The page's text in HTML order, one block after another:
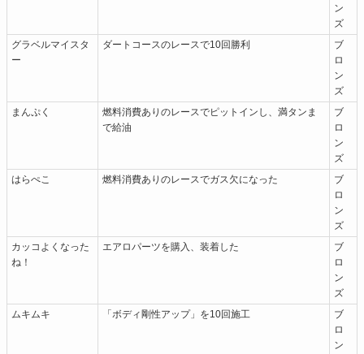
ン
ズ
グラベルマイスタ
ー
ダートコースのレースで10回勝利
ブ
ロ
ン
ズ
まんぷく
燃料消費ありのレースでピットインし、満タンま
で給油
ブ
ロ
ン
ズ
はらぺこ
燃料消費ありのレースでガス欠になった
ブ
ロ
ン
ズ
カッコよくなった
ね！
エアロパーツを購入、装着した
ブ
ロ
ン
ズ
ムキムキ
「ボディ剛性アップ」を10回施工
ブ
ロ
ン